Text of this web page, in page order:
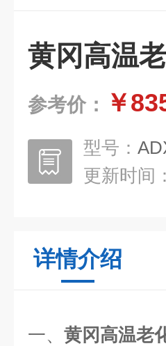
黄冈高温
参考价： ￥
型号：
更新时间：
详情介绍
一、 黄冈高温老